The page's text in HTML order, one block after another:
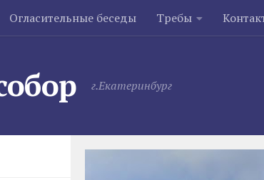
Огласительные беседы Требы
г.Екатеринбург